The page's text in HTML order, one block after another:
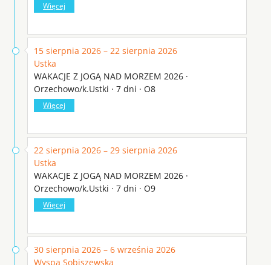
Więcej
15 sierpnia 2026 – 22 sierpnia 2026
Ustka
WAKACJE Z JOGĄ NAD MORZEM 2026 ·
Orzechowo/k.Ustki · 7 dni · O8
Więcej
22 sierpnia 2026 – 29 sierpnia 2026
Ustka
WAKACJE Z JOGĄ NAD MORZEM 2026 ·
Orzechowo/k.Ustki · 7 dni · O9
Więcej
30 sierpnia 2026 – 6 września 2026
Wyspa Sobiszewska